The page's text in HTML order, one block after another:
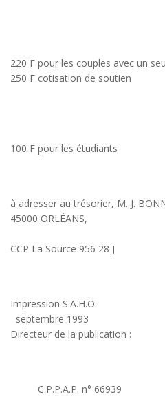
220 F pour les couples
250 F cotisation de soutien
100 F pour les étudiants
à adresser au trésorier, M. J.
45000 ORLÉANS,
CCP La Source 956 28 J
Impression
Directeur de la publication :
C.P.P.A.P.